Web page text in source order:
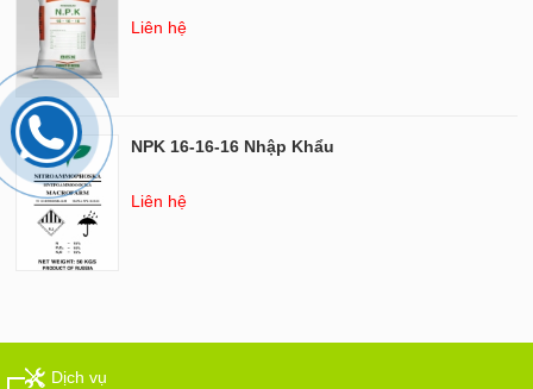
Liên hệ
NPK 16-16-16 Nhập Khẩu
Liên hệ
Dịch vụ